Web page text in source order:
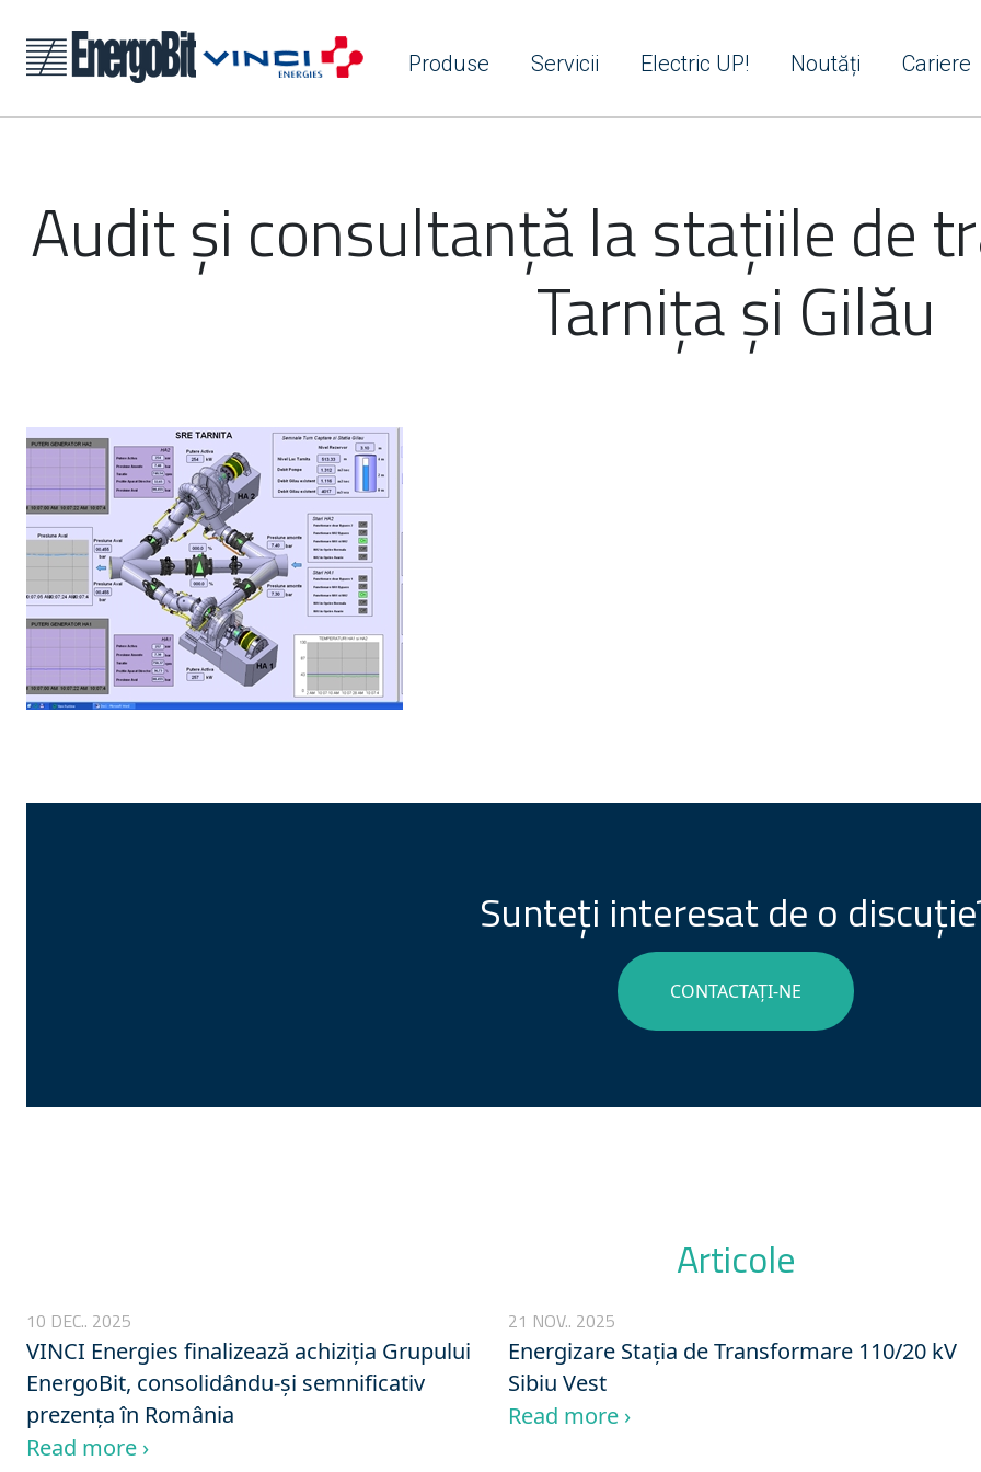
Produse Servicii Electric UP! Noutăți Cariere
Audit și consultanță la stațiile de
Tarnița și Gilău
Sunteți interesat de o
CONTACTAȚI-NE
Articole
10 DEC.. 2025
VINCI Energies finalizează achiziția Grupului
EnergoBit, consolidându-și semnificativ
prezența în România
Read more ›
21 NOV.. 2025
Energizare Stația de Transformare 110/20 kV
Sibiu Vest
Read more ›